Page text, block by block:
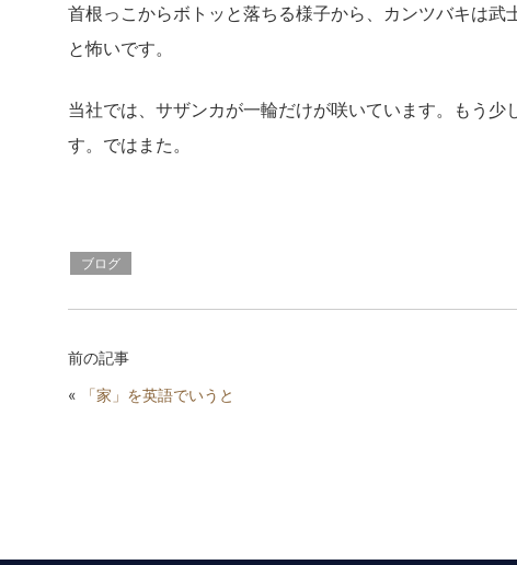
首根っこからボトッと落ちる様子から、カンツバキは
と怖いです。
当社では、サザンカが一輪だけが咲いています。もう
す。ではまた。
ブログ
前の記事
«
「家」を英語でいうと